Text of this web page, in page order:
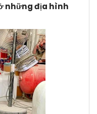
những địa hình